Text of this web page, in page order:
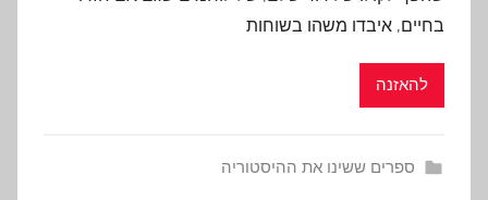
בחיים, איבדו משהו בשוחות
להאזנה
ספרים ששינו את ההיסטוריה